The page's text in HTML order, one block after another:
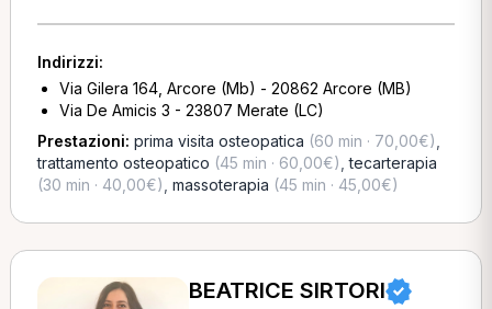
Indirizzi:
Via Gilera 164, Arcore (Mb) - 20862 Arcore (MB)
Via De Amicis 3 - 23807 Merate (LC)
Prestazioni: prima visita osteopatica (60 min · 70,00€)
trattamento osteopatico (45 min · 60,00€) ,tecarterapia
(30 min · 40,00€) massoterapia (45 min · 45,00€)
BEATRICE SIRTORI